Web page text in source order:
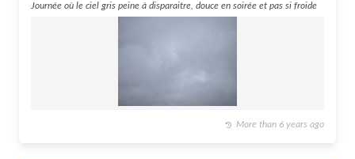
Journée où le ciel gris peine à disparaitre, douce en soirée et pas si froide
More than 6 years ago